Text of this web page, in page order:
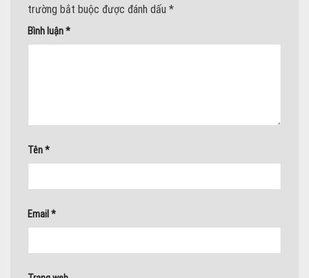
trường bắt buộc được đánh dấu *
Bình luận*
Tên*
Email *